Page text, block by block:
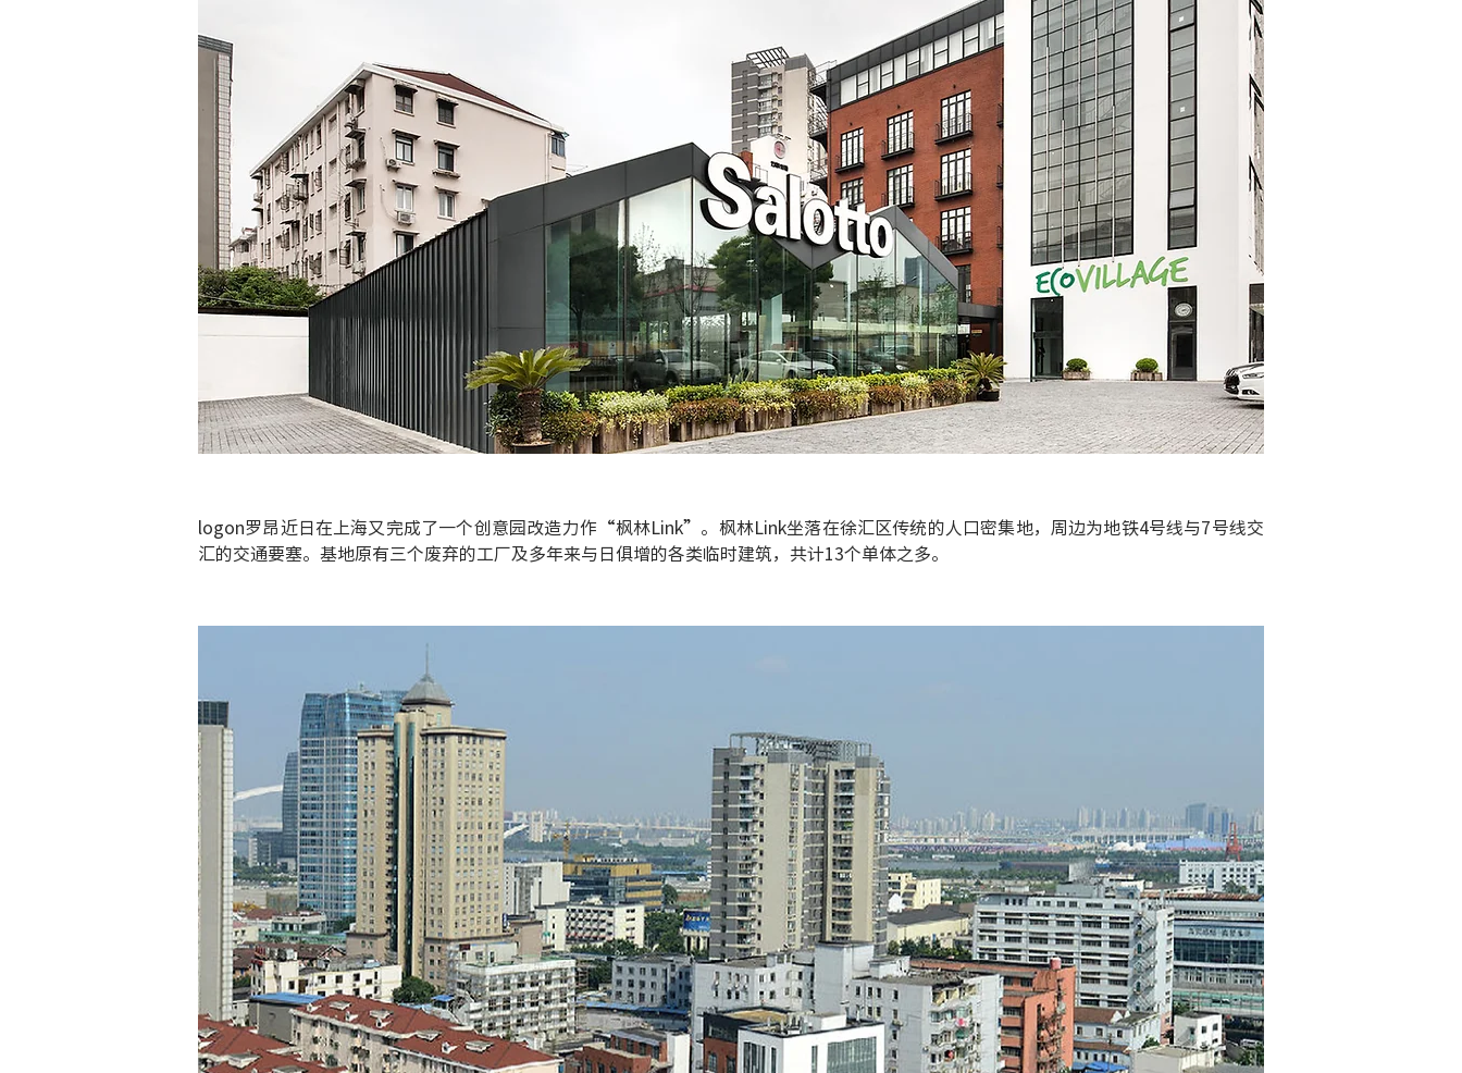
logon罗昂近日在上海又完成了一个创意园改造力作“枫林Link”。枫林Link坐落在徐汇区传统的人口密集地，周边为地铁4号线与7号线交
汇的交通要塞。基地原有三个废弃的工厂及多年来与日俱增的各类临时建筑，共计13个单体之多。